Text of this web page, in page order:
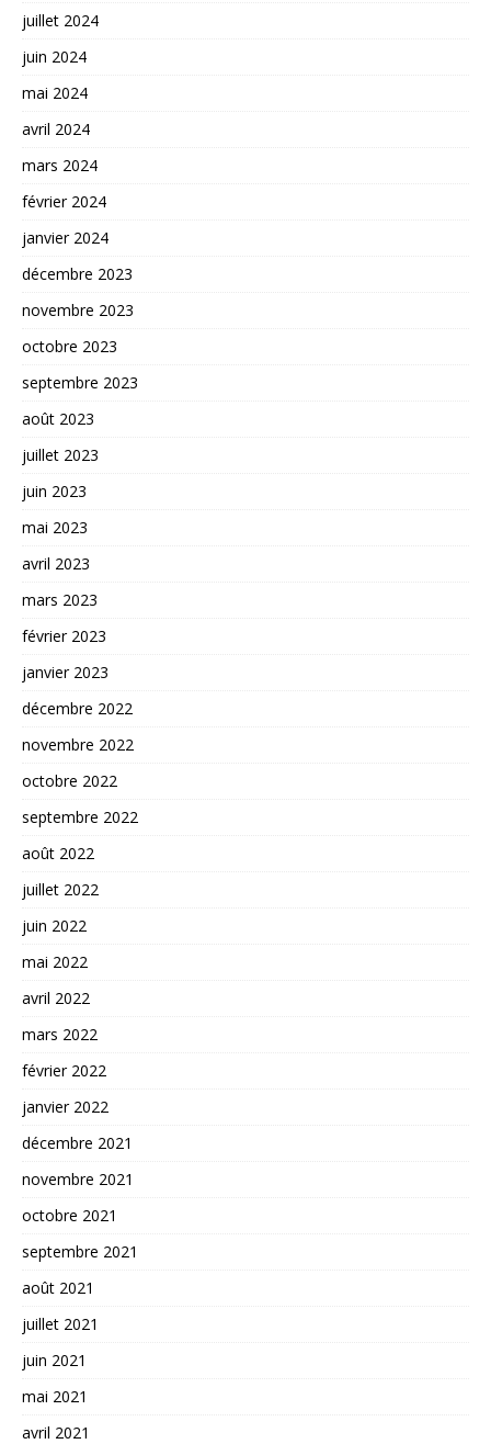
juillet 2024
juin 2024
mai 2024
avril 2024
mars 2024
février 2024
janvier 2024
décembre 2023
novembre 2023
octobre 2023
septembre 2023
août 2023
juillet 2023
juin 2023
mai 2023
avril 2023
mars 2023
février 2023
janvier 2023
décembre 2022
novembre 2022
octobre 2022
septembre 2022
août 2022
juillet 2022
juin 2022
mai 2022
avril 2022
mars 2022
février 2022
janvier 2022
décembre 2021
novembre 2021
octobre 2021
septembre 2021
août 2021
juillet 2021
juin 2021
mai 2021
avril 2021